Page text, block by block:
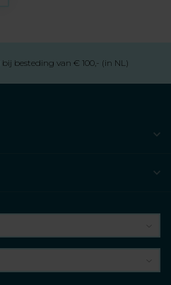
bij besteding van € 100,- (in NL)